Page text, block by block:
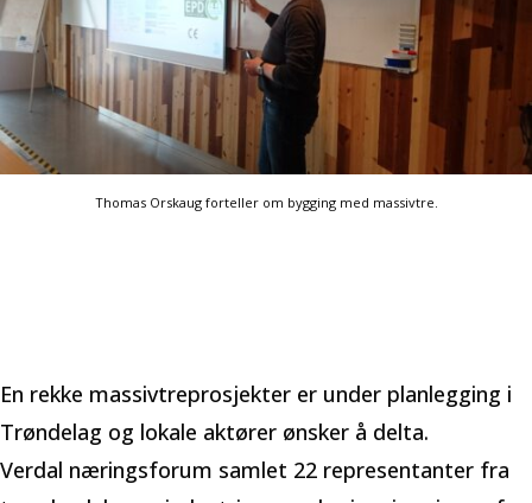
Thomas Orskaug forteller om bygging med massivtre.
En rekke massivtreprosjekter er under planlegging i
Trøndelag og lokale aktører ønsker å delta.
Verdal næringsforum samlet 22 representanter fra